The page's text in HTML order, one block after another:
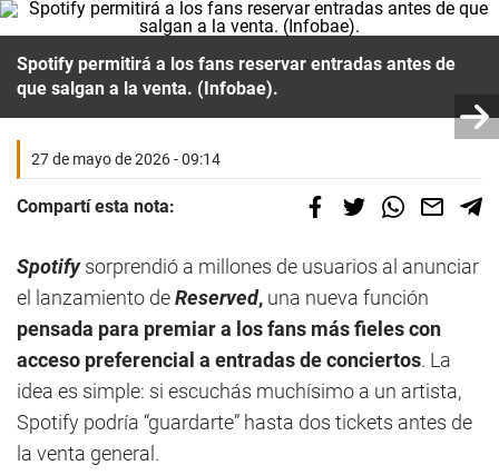
Spotify permitirá a los fans reservar entradas antes de
que salgan a la venta. (Infobae).
27 de mayo de 2026 - 09:14
Compartí esta nota:
Spotifysorprendió a millones de usuarios al anunciar
el lanzamiento deReserved, una nueva función
pensada para premiar a los fans más fieles con
acceso preferencial a entradas de conciertos. La
idea es simple: si escuchás muchísimo a un artista,
Spotify podría “guardarte” hasta dos tickets antes de
la venta general.